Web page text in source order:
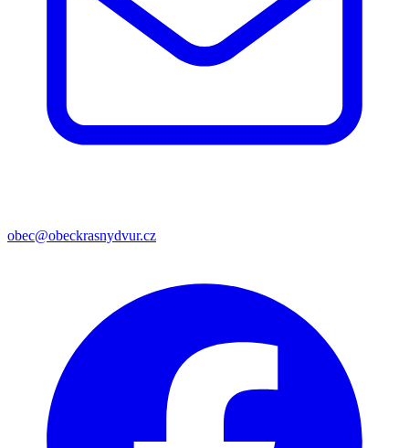
obec@obeckrasnydvur.cz